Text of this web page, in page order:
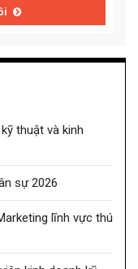
thuật và kinh
sự 2026
lĩnh vực thú